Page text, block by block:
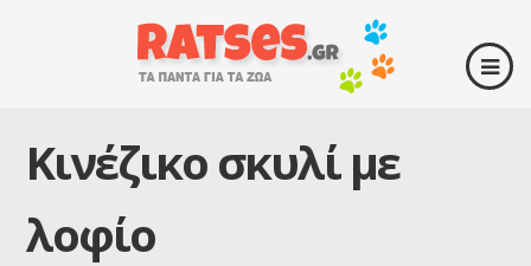
Κινέζικο σκυλί με
λοφίο